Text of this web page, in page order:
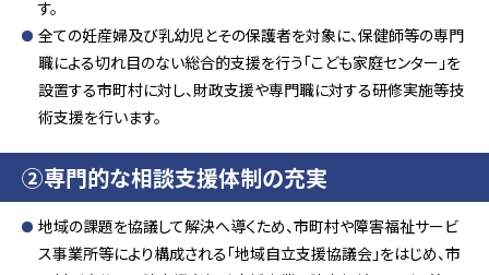
す。
全ての妊産婦及び乳幼児とその保護者を対象に、保健師等の専門
職による切れ目のない総合的支援を行う「こども家庭センター」を
設置する市町村に対し、財政支援や専門職に対する研修実施等技
術支援を行います。
②専門的な相談支援体制の充実
地域の課題を協議して解決へ導くため、市町村や障害福祉サービ
ス事業所等により構成される「地域自立支援協議会」をはじめ、市